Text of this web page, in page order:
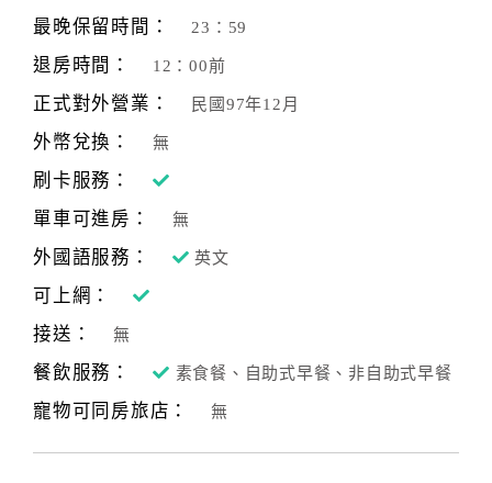
最晚保留時間： 23：59
退房時間： 12：00前
正式對外營業： 民國97年12月
外幣兌換： 無
刷卡服務：
單車可進房：
無
外國語服務： 英文
可上網：
接送：
無
餐飲服務： 素食餐、自助式早餐、非自助式早餐
寵物可同房旅店： 無